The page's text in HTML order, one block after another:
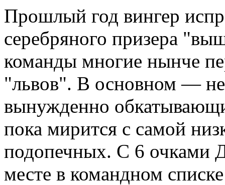
Прошлый год вингер
серебряного призера
команды многие нынче
"львов". В основном —
вынужденно
пока мирится с самой
подопечных. С 6 очками
месте в командном